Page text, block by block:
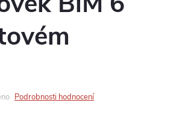
Podrobnosti hodnocení